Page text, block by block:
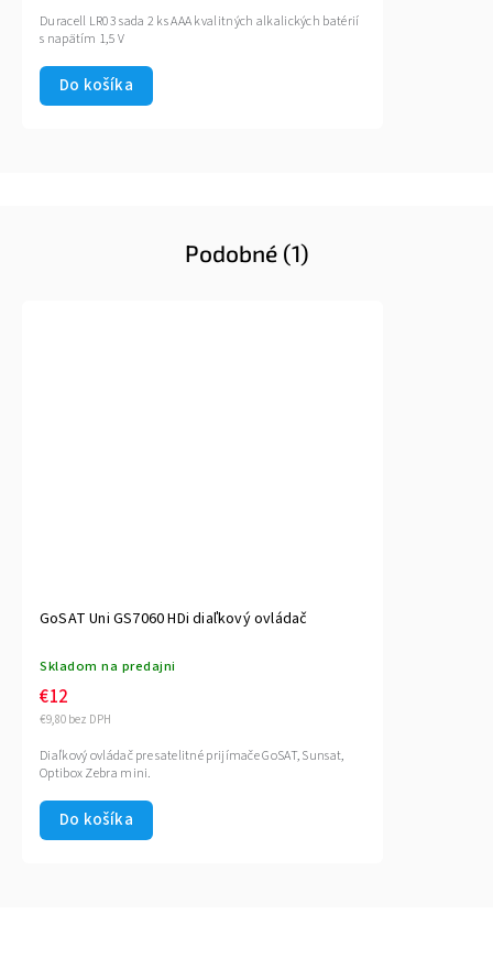
Do košíka
Duracell LR03 sada 2 ks AAA kvalitných alkalických batérií
s napätím 1,5 V
Podobné (1)
GoSAT Uni GS7060 HDi diaľkový ovládač
Skladom na predajni
€9,80 bez DPH
€12
Do košíka
Diaľkový ovládač pre satelitné prijímače GoSAT, Sunsat,
Optibox Zebra mini.